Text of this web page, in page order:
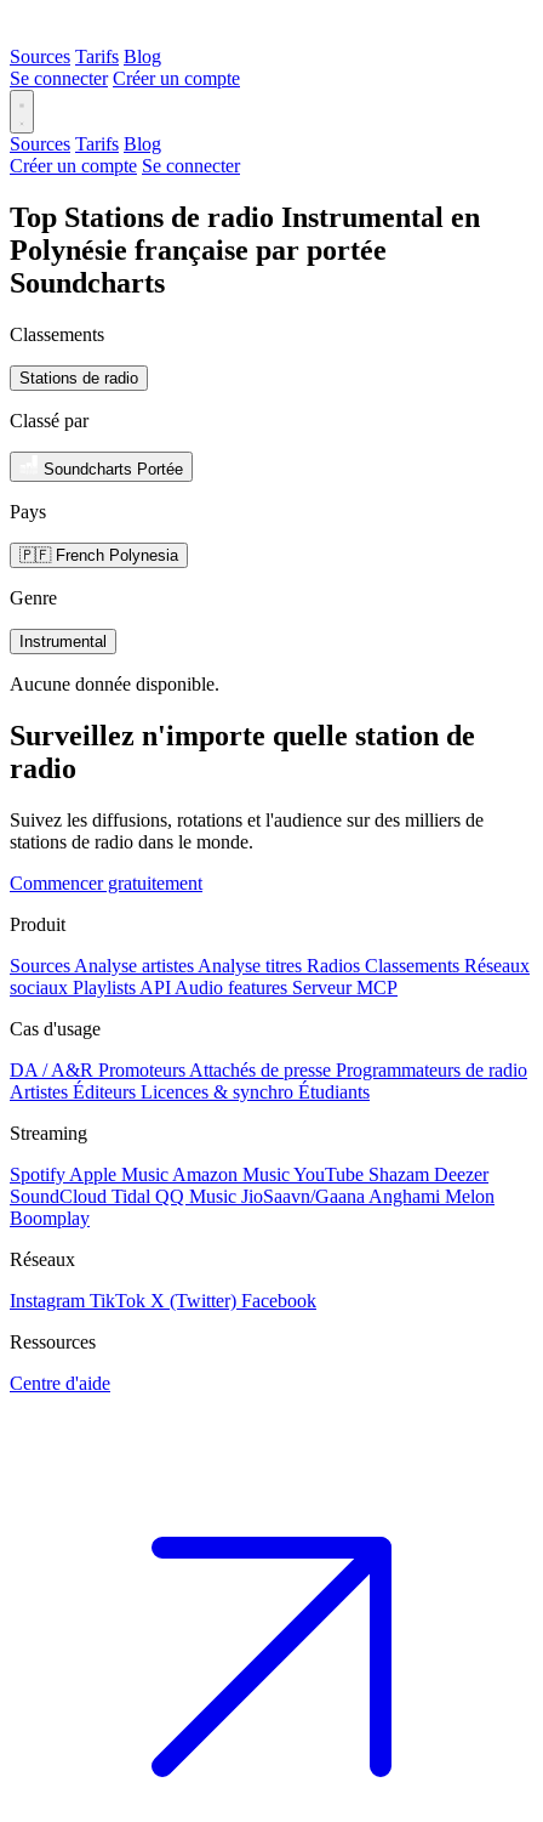
Sources Tarifs Blog
Se connecter Créer un compte
Sources Tarifs Blog
Créer un compte Se connecter
Top Stations de radio Instrumental en
Polynésie française par portée
Soundcharts
Classements
Stations de radio
Classé par
Soundcharts Portée
Pays
🇵🇫 French Polynesia
Genre
Instrumental
Aucune donnée disponible.
Surveillez n'importe quelle station de
radio
Suivez les diffusions, rotations et l'audience sur des milliers de
stations de radio dans le monde.
Commencer gratuitement
Produit
Sources Analyse artistes Analyse titres Radios Classements Réseaux
sociaux Playlists API Audio features Serveur MCP
Cas d'usage
DA / A&R Promoteurs Attachés de presse Programmateurs de radio
Artistes Éditeurs Licences & synchro Étudiants
Streaming
Spotify Apple Music Amazon MusicYouTube Shazam Deezer
SoundCloud Tidal QQ Music JioSaavn/Gaana Anghami Melon
Boomplay
Réseaux
Instagram TikTok X (Twitter) Facebook
Ressources
Centre d'aide